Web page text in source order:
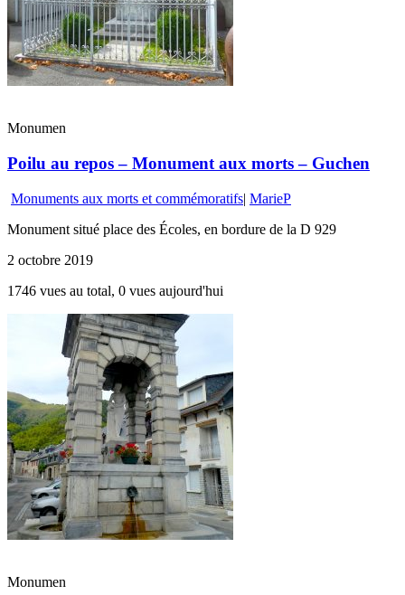
Monumen
Poilu au repos – Monument aux morts – Guchen
Monuments aux morts et commémoratifs| MarieP
Monument situé place des Écoles, en bordure de la D 929
2 octobre 2019
1746 vues au total, 0 vues aujourd'hui
Monumen